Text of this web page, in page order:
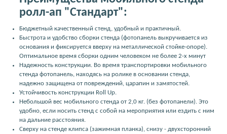
ролл-ап "Стандарт":
Бюджетный качественный стенд, удобный и практичный.
Быстрота и удобство сборки стенда (фотопанель выкручивается из
основания и фиксируется вверху на металлической стойке-опоре).
Оптимальное время сборки одним человеком не более 2-х минут
Надежность конструкции. Во время транспортировки мобильного
стенда фотопанель, находясь на ролике в основании стенда,
надежно защищена от повреждений, царапин и замятостей.
Устойчивость конструкции Roll Up.
Небольшой вес мобильного стенда от 2,0 кг. (без фотопанели). Это
удобно, если носить стенд с собой на мероприятия или ездить с ним
на дальние расстояния.
Сверху на стенде клипса (зажимная планка), снизу - двухсторонний